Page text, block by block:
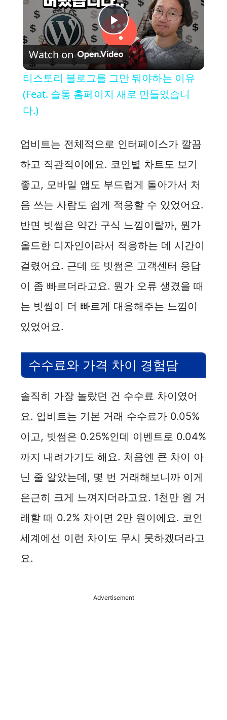
P
l
a
V
i
d
e
o
Watch on
티스토리 블로그를 그만 둬야하는 이유
(Feat. 슬통 홈페이지 새로 만들었습니
다.)
업비트는 전체적으로 인터페이스가 깔끔
하고 직관적이에요. 코인별 차트도 보기
좋고, 모바일 앱도 부드럽게 돌아가서 처
음 쓰는 사람도 쉽게 적응할 수 있었어요.
반면 빗썸은 약간 구식 느낌이랄까, 뭔가
올드한 디자인이라서 적응하는 데 시간이
걸렸어요. 근데 또 빗썸은 고객센터 응답
이 좀 빠르더라고요. 뭔가 오류 생겼을 때
는 빗썸이 더 빠르게 대응해주는 느낌이
있었어요.
수수료와 가격 차이 경험담
솔직히 가장 놀랐던 건 수수료 차이였어
요. 업비트는 기본 거래 수수료가 0.05%
이고, 빗썸은 0.25%인데 이벤트로 0.04%
까지 내려가기도 해요. 처음엔 큰 차이 아
닌 줄 알았는데, 몇 번 거래해보니까 이게
은근히 크게 느껴지더라고요. 1천만 원 거
래할 때 0.2% 차이면 2만 원이에요. 코인
세계에선 이런 차이도 무시 못하겠더라고
요.
Advertisement